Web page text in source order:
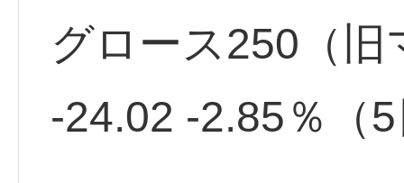
グロース250（
-24.02 -2.85％（